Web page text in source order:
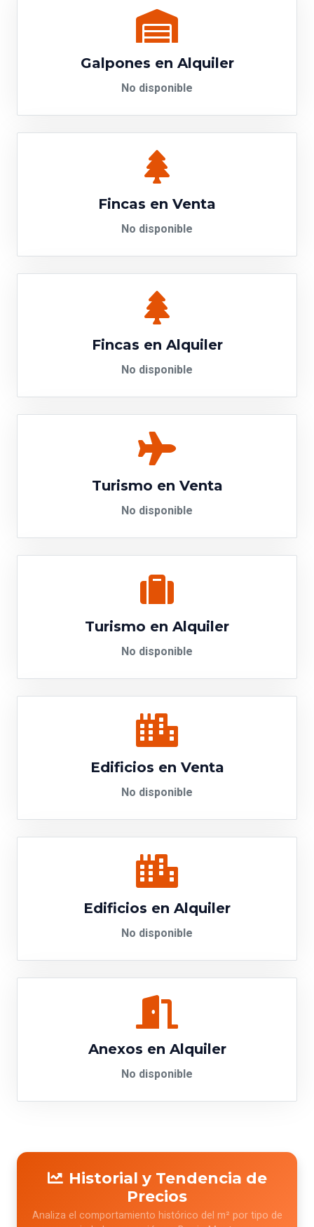
Galpones en Alquiler
No disponible
Fincas en Venta
No disponible
Fincas en Alquiler
No disponible
Turismo en Venta
No disponible
Turismo en Alquiler
No disponible
Edificios en Venta
No disponible
Edificios en Alquiler
No disponible
Anexos en Alquiler
No disponible
Historial y Tendencia de
Precios
Analiza el comportamiento histórico del m² por tipo de